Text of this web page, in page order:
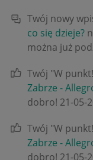
Twój nowy
co się dzieje?
można już
Twój "W
Zabrze -
dobro! ‎21-05-
Twój "W
Zabrze -
dobro! ‎21-05-